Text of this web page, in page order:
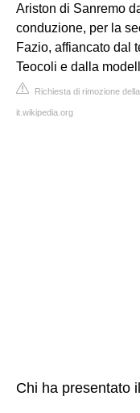
Ariston di Sanremo
conduzione, per la
Fazio, affiancato dal
Teocoli e dalla
Richiesta di rimozione
it.wikipedia.org
Chi ha presentato